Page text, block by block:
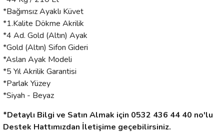
*Bağımsız Ayaklı Küvet
*1.Kalite Dökme Akrilik
*4 Ad. Gold (Altın) Ayak
*Gold (Altın) Sifon Gideri
*Aslan Ayak Modeli
*5 Yıl Akrilik Garantisi
*Parlak Yüzey
*Siyah - Beyaz
*Detaylı Bilgi ve Satın Almak için 0532 436 44 40 no'lu
Destek Hattımızdan İletişime geçebilirsiniz.